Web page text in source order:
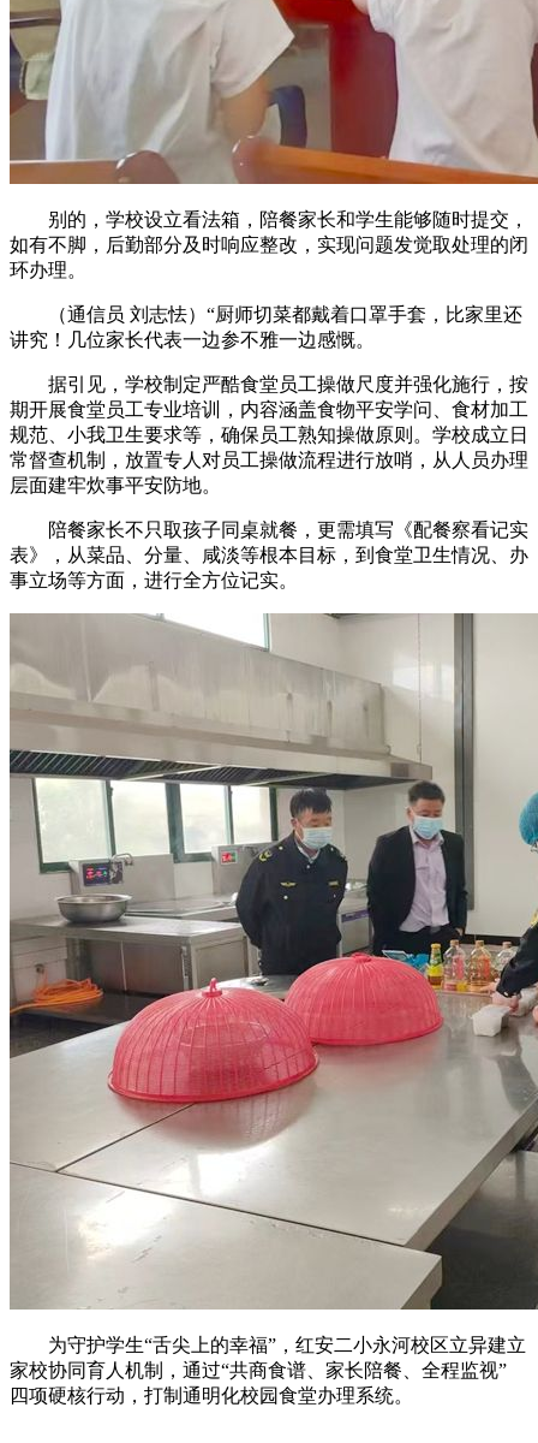
别的，学校设立看法箱，陪餐家长和学生能够随时提交，
如有不脚，后勤部分及时响应整改，实现问题发觉取处理的闭
环办理。
（通信员 刘志怯）“厨师切菜都戴着口罩手套，比家里还
讲究！几位家长代表一边参不雅一边感慨。
据引见，学校制定严酷食堂员工操做尺度并强化施行，按
期开展食堂员工专业培训，内容涵盖食物平安学问、食材加工
规范、小我卫生要求等，确保员工熟知操做原则。学校成立日
常督查机制，放置专人对员工操做流程进行放哨，从人员办理
层面建牢炊事平安防地。
陪餐家长不只取孩子同桌就餐，更需填写《配餐察看记实
表》，从菜品、分量、咸淡等根本目标，到食堂卫生情况、办
事立场等方面，进行全方位记实。
为守护学生“舌尖上的幸福”，红安二小永河校区立异建立
家校协同育人机制，通过“共商食谱、家长陪餐、全程监视”
四项硬核行动，打制通明化校园食堂办理系统。